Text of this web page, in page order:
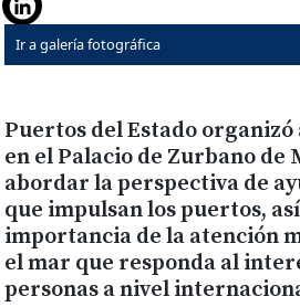
Ir a galería fotográfica
Puertos del Estado
en el Palacio de Zurbano de
abordar la perspectiva de
que impulsan los puertos,
importancia de la atención
el mar que responda al
personas a nivel